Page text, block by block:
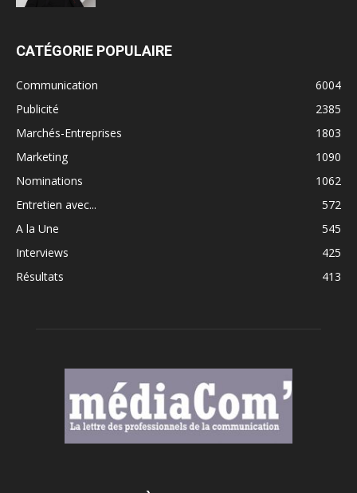
CATÉGORIE POPULAIRE
Communication
6004
Publicité
2385
Marchés-Entreprises
1803
Marketing
1090
Nominations
1062
Entretien avec...
572
A la Une
545
Interviews
425
Résultats
413